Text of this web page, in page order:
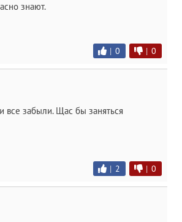
знают.
| 0 | 0
все забыли. Щас бы заняться
| 2 | 0